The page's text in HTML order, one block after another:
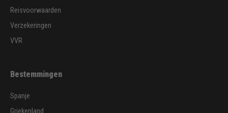
Reisvoorwaarden
Verzekeringen
VVR
Bestemmingen
Spanje
Griekenland